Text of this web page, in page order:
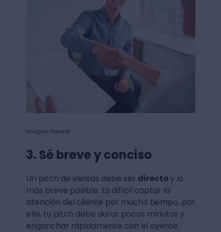
Imagen: Freepik
3. Sé breve y conciso
Un pitch de ventas debe ser directoy lo
más breve posible. Es difícil captar la
atención del cliente por mucho tiempo, por
ello, tu pitch debe durar pocos minutos y
enganchar rápidamente con el oyente.